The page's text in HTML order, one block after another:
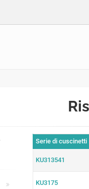
Serie di cuscinetti
KU313541
KU3175